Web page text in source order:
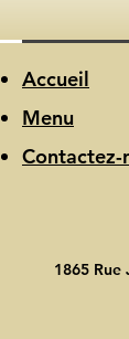
Accueil
Menu
Contactez-
1865 Rue